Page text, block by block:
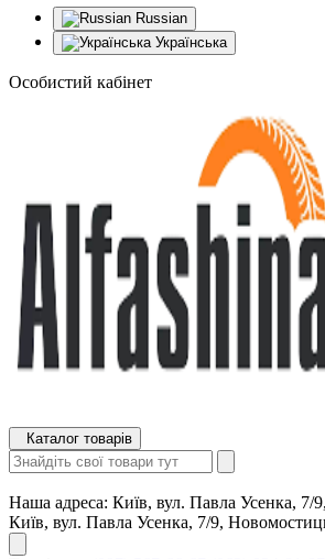
Russian
Українська
Особистий кабінет
Каталог товарів
Наша адреса: Київ, вул. Павла Усенка, 7/
Київ, вул. Павла Усенка, 7/9,